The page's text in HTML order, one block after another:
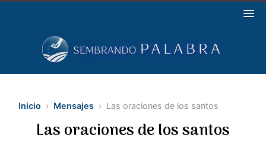
Inicio › Mensajes › Las oraciones de los santos
Las oraciones de los santos